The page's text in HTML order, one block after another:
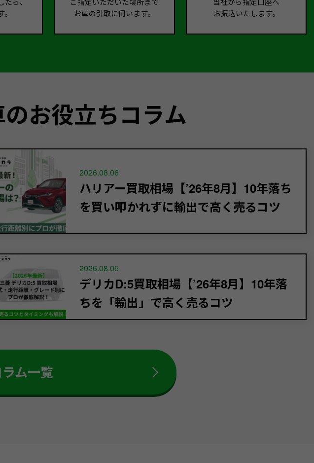
お車の引取に伺います。
お振込いたします。
お役立ちコラム
2026.08.06
ハリアー買取相場【’26年8月】10年落ち
を買い叩かれずに輸出で高く売るコツ
2026.08.05
デリカD:5買取相場【’26年8月】10年落
ちを「輸出」で高く売るコツ
ム一覧